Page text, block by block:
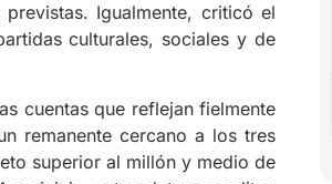
Igualmente, criticó el
culturales, sociales y de
cuentas que reflejan fielmente
remanente cercano a los tres
superior al millón y medio de